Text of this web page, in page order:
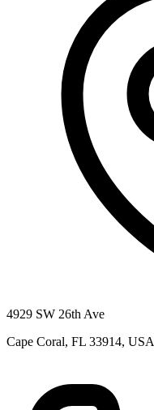
4929 SW 26th Ave
Cape Coral, FL 33914, USA